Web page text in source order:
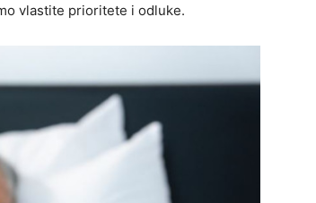
vlastite prioritete i odluke.